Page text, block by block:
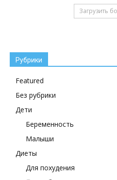
Загрузить
Рубрики
Featured
Без рубрики
Дети
Беременность
Малыши
Диеты
Для похудения